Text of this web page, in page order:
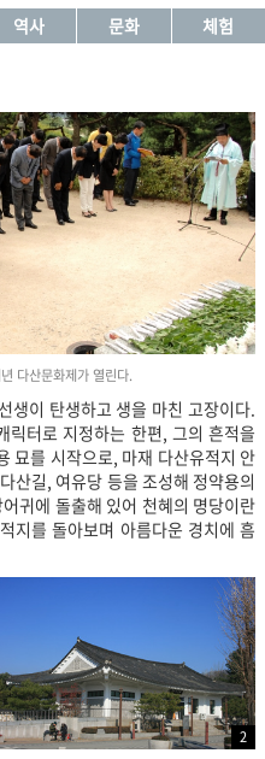
역사 문화 체험
다산문화제가 열린다.
생이 탄생하고 생을 마친 고장이다.
릭터로 지정하는 한편, 그의 흔적을
묘를 시작으로, 마재 다산유적지 안
산길, 여유당 등을 조성해 정약용의
귀에 돌출해 있어 천혜의 명당이란
지를 돌아보며 아름다운 경치에 흠
2